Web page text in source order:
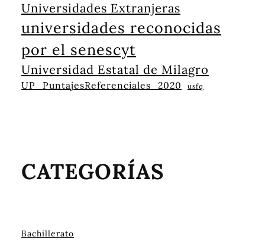
Universidades Extranjeras
universidades reconocidas
por el senescyt
Universidad Estatal de Milagro
UP_PuntajesReferenciales_2020 usfq
CATEGORÍAS
Bachillerato